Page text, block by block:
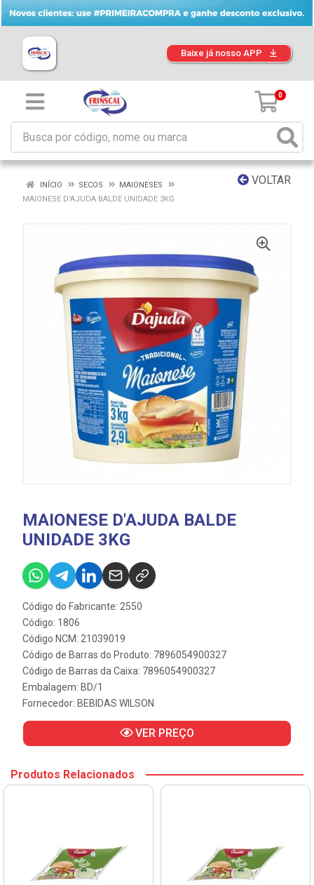
Baixe já nosso APP
0
VOLTAR
INÍCIO SECOS
MAIONESES
MAIONESE D'AJUDA BALDE UNIDADE 3KG
MAIONESE D'AJUDA BALDE
UNIDADE 3KG
Código do Fabricante: 2550
Código: 1806
Código NCM: 21039019
Código de Barras do Produto: 7896054900327
Código de Barras da Caixa: 7896054900327
Embalagem: BD/1
Fornecedor: BEBIDAS WILSON
VER PREÇO
Produtos Relacionados